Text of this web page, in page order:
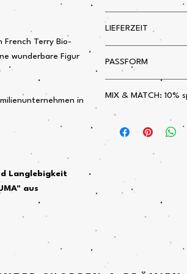
French Terry Bio-
wunderbare Figur
in
Langlebigkeit
aus
auf Links waschen.
Retour mit Gebühr
Gebühr? Einfach
Individuell
bei fehlerhaftem
LIEFERZEIT
In der Regel: 4-10
In Einzelfällen kann
dauern.
PASSFORM
Fällt der Größe
Unser Model trägt
MIX & MATCH: 10%
Reitleggings oder
deiner Wahl 10%
Der Betrag wird